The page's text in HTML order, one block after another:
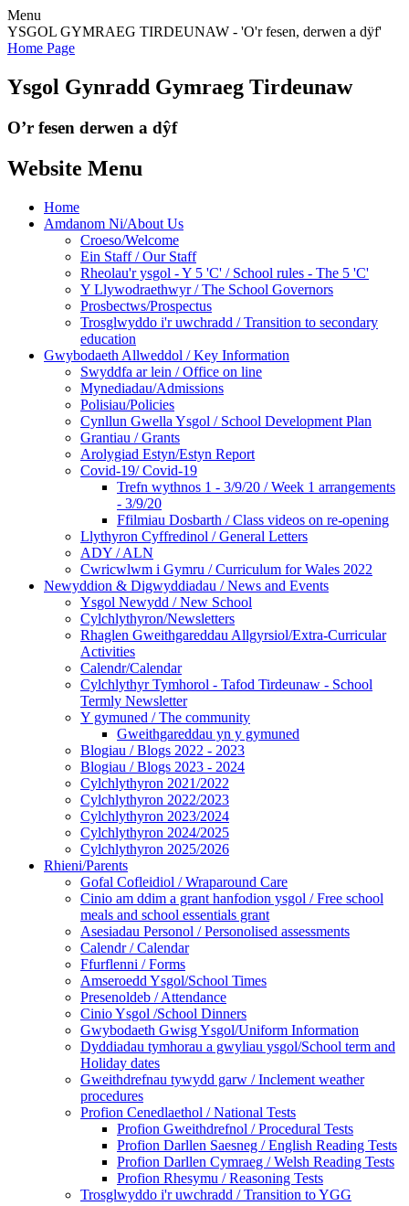
Menu
YSGOL GYMRAEG TIRDEUNAW - 'O'r fesen, derwen a dÿf'
Home Page
Ysgol Gynradd Gymraeg Tirdeunaw
O’r fesen derwen a dŷf
Website Menu
Home
Amdanom Ni/About Us
Croeso/Welcome
Ein Staff / Our Staff
Rheolau'r ysgol - Y 5 'C' / School rules - The 5 'C'
Y Llywodraethwyr / The School Governors
Prosbectws/Prospectus
Trosglwyddo i'r uwchradd / Transition to secondary
education
Gwybodaeth Allweddol / Key Information
Swyddfa ar lein / Office on line
Mynediadau/Admissions
Polisiau/Policies
Cynllun Gwella Ysgol / School Development Plan
Grantiau / Grants
Arolygiad Estyn/Estyn Report
Covid-19/ Covid-19
Trefn wythnos 1 - 3/9/20 / Week 1 arrangements
- 3/9/20
Ffilmiau Dosbarth / Class videos on re-opening
Llythyron Cyffredinol / General Letters
ADY / ALN
Cwricwlwm i Gymru / Curriculum for Wales 2022
Newyddion & Digwyddiadau / News and Events
Ysgol Newydd / New School
Cylchlythyron/Newsletters
Rhaglen Gweithgareddau Allgyrsiol/Extra-Curricular
Activities
Calendr/Calendar
Cylchlythyr Tymhorol - Tafod Tirdeunaw - School
Termly Newsletter
Y gymuned / The community
Gweithgareddau yn y gymuned
Blogiau / Blogs 2022 - 2023
Blogiau / Blogs 2023 - 2024
Cylchlythyron 2021/2022
Cylchlythyron 2022/2023
Cylchlythyron 2023/2024
Cylchlythyron 2024/2025
Cylchlythyron 2025/2026
Rhieni/Parents
Gofal Cofleidiol / Wraparound Care
Cinio am ddim a grant hanfodion ysgol / Free school
meals and school essentials grant
Asesiadau Personol / Personolised assessments
Calendr / Calendar
Ffurflenni / Forms
Amseroedd Ysgol/School Times
Presenoldeb / Attendance
Cinio Ysgol /School Dinners
Gwybodaeth Gwisg Ysgol/Uniform Information
Dyddiadau tymhorau a gwyliau ysgol/School term and
Holiday dates
Gweithdrefnau tywydd garw / Inclement weather
procedures
Profion Cenedlaethol / National Tests
Profion Gweithdrefnol / Procedural Tests
Profion Darllen Saesneg / English Reading Tests
Profion Darllen Cymraeg / Welsh Reading Tests
Profion Rhesymu / Reasoning Tests
Trosglwyddo i'r uwchradd / Transition to YGG